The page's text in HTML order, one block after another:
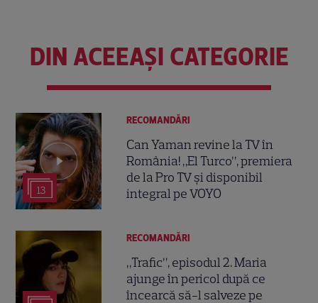
DIN ACEEAȘI CATEGORIE
13
RECOMANDĂRI
Can Yaman revine la TV în
România! „El Turco”, premiera
de la Pro TV și disponibil
integral pe VOYO
RECOMANDĂRI
„Trafic”, episodul 2. Maria
ajunge în pericol după ce
încearcă să-l salveze pe